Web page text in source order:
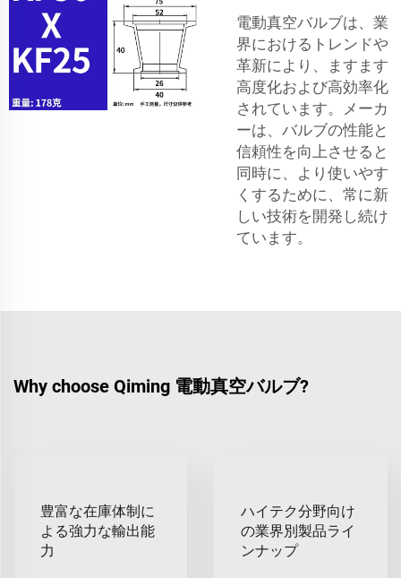
電動真空バルブは、業
界におけるトレンドや
革新により、ますます
高度化および高効率化
されています。メーカ
ーは、バルブの性能と
信頼性を向上させると
同時に、より使いやす
くするために、常に新
しい技術を開発し続け
ています。
Why choose Qiming 電動真空バルブ?
豊富な在庫体制に
よる強力な輸出能
力
ハイテク分野向け
の業界別製品ライ
ンナップ